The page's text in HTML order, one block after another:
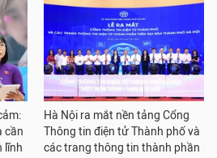
cần
lĩnh
Hà Nội ra mắt nền tảng Cổng
Thông tin điện tử Thành phố và
các trang thông tin thành phần